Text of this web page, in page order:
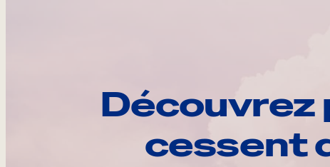
Découvrez
cessent